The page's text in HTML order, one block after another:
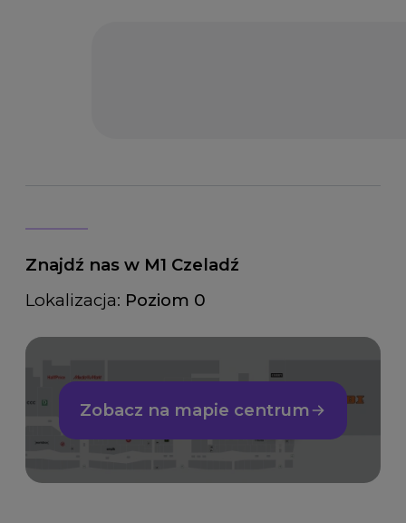
Znajdź nas w M1 Czeladź
Lokalizacja: Poziom 0
Zobacz na mapie centrum